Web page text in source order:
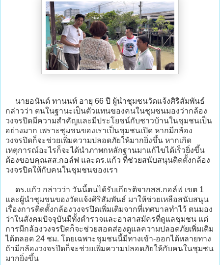
นายอนันต์ ทานนท์ อายุ 66 ปี ผู้นำชุมชนวัดแจ้งศิริสัมพันธ์
กล่าวว่า ตนในฐานะเป็นตัวแทนของคนในชุมชนมองว่ากล้อง
วงจรปิดมีความสำคัญและมีประโยชน์กับชาวบ้านในชุมชนเป็น
อย่างมาก เพราะชุมชนของเราเป็นชุมชนเปิด หากมีกล้อง
วงจรปิดก็จะช่วยเพิ่มความปลอดภัยให้มากยิ่งขึ้น หากเกิด
เหตุการณ์อะไรก็จะได้นำภาพกหลักฐานมาแก้ไขได้เร็วยิ่งขึ้น
ต้องขอบคุณสส.กอล์ฟ และดร.แก้ว ที่ช่วยสนับสนุนติดตั้งกล้อง
วงจรปิดให้กับคนในชุมชนของเรา
ดร.แก้ว กล่าวว่า วันนี้ตนได้รับเกียรติจากสส.กอล์ฟ เขต 1
และผู้นำชุมชนของวัดแจ้งศิริสัมพันธ์ มาให้ช่วยเหลือสนับสนุน
เรื่องการติดตั้งกล้องวงจรปิดเพิ่มเติมจากที่เทศบาลทำไว้ ตนมอง
ว่าในสังคมปัจจุบันมีทั้งตำรวจและอาสาสมัครที่ดูแลชุมชน แต่
การมีกล้องวงจรปิดก็จะช่วยสอดส่องดูแลความปลอดภัยเพิ่มเติม
ได้ตลอด 24 ชม. โดยเฉพาะชุมชนนี้มีทางเข้า-ออกได้หลายทาง
ถ้ามีกล้องวงจรปิดก็จะช่วยเพิ่มความปลอดภัยให้กับคนในชุมชน
มากยิ่งขึ้น